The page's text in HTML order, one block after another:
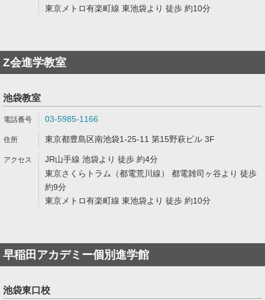
東京メトロ有楽町線 東池袋より 徒歩 約10分
Z会進学教室
池袋教室
03-5985-1166
東京都豊島区南池袋1-25-11 第15野萩ビル 3F
JR山手線 池袋より 徒歩 約4分
東京さくらトラム（都電荒川線） 都電雑司ヶ谷より 徒歩
約9分
東京メトロ有楽町線 東池袋より 徒歩 約10分
早稲田アカデミー個別進学館
池袋東口校